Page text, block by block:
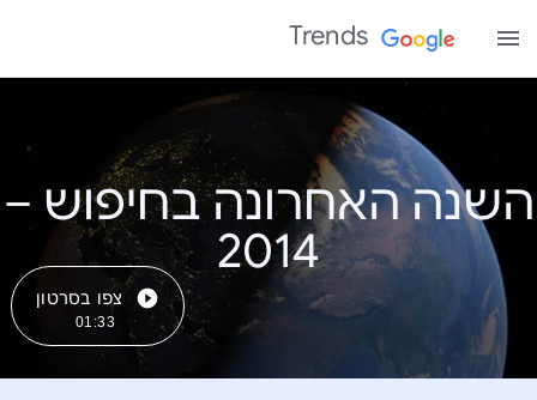
Trends
השנה האחרונה בחיפוש –
צפו בסרטון
01:33